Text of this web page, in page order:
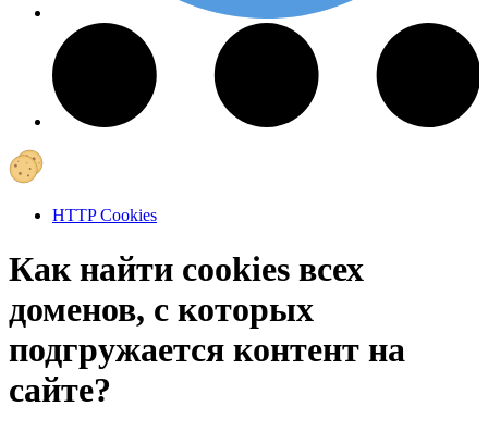
HTTP Cookies
Как найти cookies всех
доменов, с которых
подгружается контент на
сайте?